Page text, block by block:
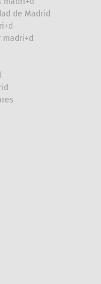
de Madrid
madri+d